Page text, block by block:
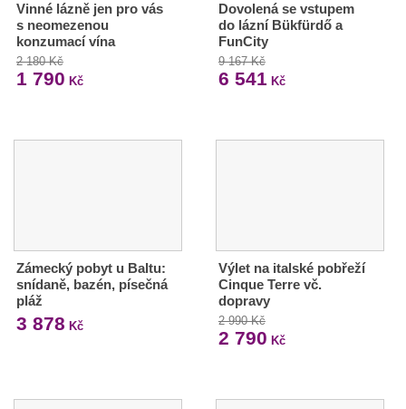
Vinné lázně jen pro vás
s neomezenou
konzumací vína
2 180 Kč
1 790 Kč
Dovolená se vstupem
do lázní Bükfürdő a
FunCity
9 167 Kč
6 541 Kč
Zámecký pobyt u Baltu:
snídaně, bazén, písečná
pláž
3 878 Kč
Výlet na italské pobřeží
Cinque Terre vč.
dopravy
2 990 Kč
2 790 Kč